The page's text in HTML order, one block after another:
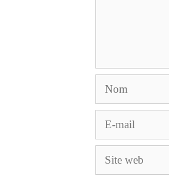
Nom
E-
Site